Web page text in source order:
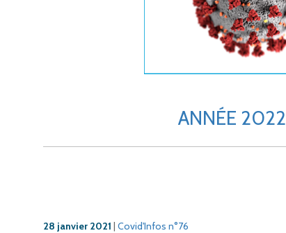
ANNÉE 2022
28 janvier 2021 | Covid'Infos n°76